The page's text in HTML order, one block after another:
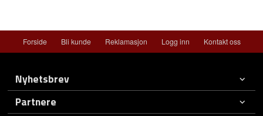
Forside Bli kunde Reklamasjon Logg inn Kontakt oss
Nyhetsbrev
Partnere